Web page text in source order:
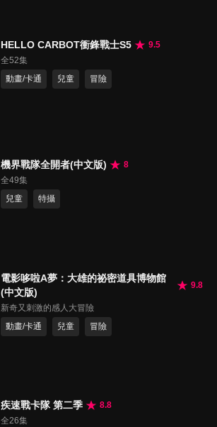
HELLO CARBOT衝鋒戰士S5
9.5
全52集
動畫/卡通
兒童 冒險
機界戰隊全開者(中文版)
8
全49集
兒童
特攝
電影哆啦A夢：大雄的祕密道具博物館
(中文版)
9.8
新奇又刺激的感人大冒險
動畫/卡通
兒童 冒險
疾速戰卡隊 第二季
8.8
全26集